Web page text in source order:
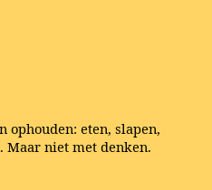
ophouden: eten, slapen,
Maar niet met denken.